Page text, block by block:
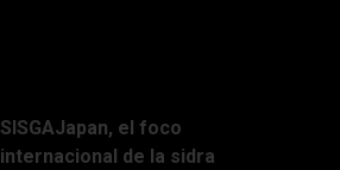
SISGAJapan, el foco
internacional de la sidra